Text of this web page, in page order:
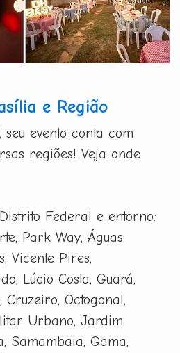
e Região
evento conta com
regiões! Veja onde
Federal e entorno:
Park Way, Águas
Vicente Pires,
Lúcio Costa, Guará,
Cruzeiro, Octogonal,
Urbano, Jardim
Samambaia, Gama,